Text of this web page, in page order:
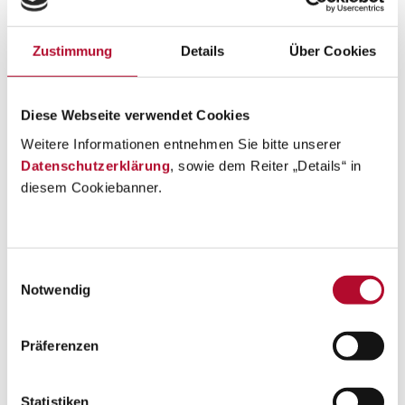
Zustimmung Details Über Cookies
Diese Webseite verwendet Cookies
Weitere Informationen entnehmen Sie bitte unserer
Datenschutzerklärung, sowie dem Reiter „Details“ in
diesem Cookiebanner.
Notwendig
Präferenzen
Statistiken